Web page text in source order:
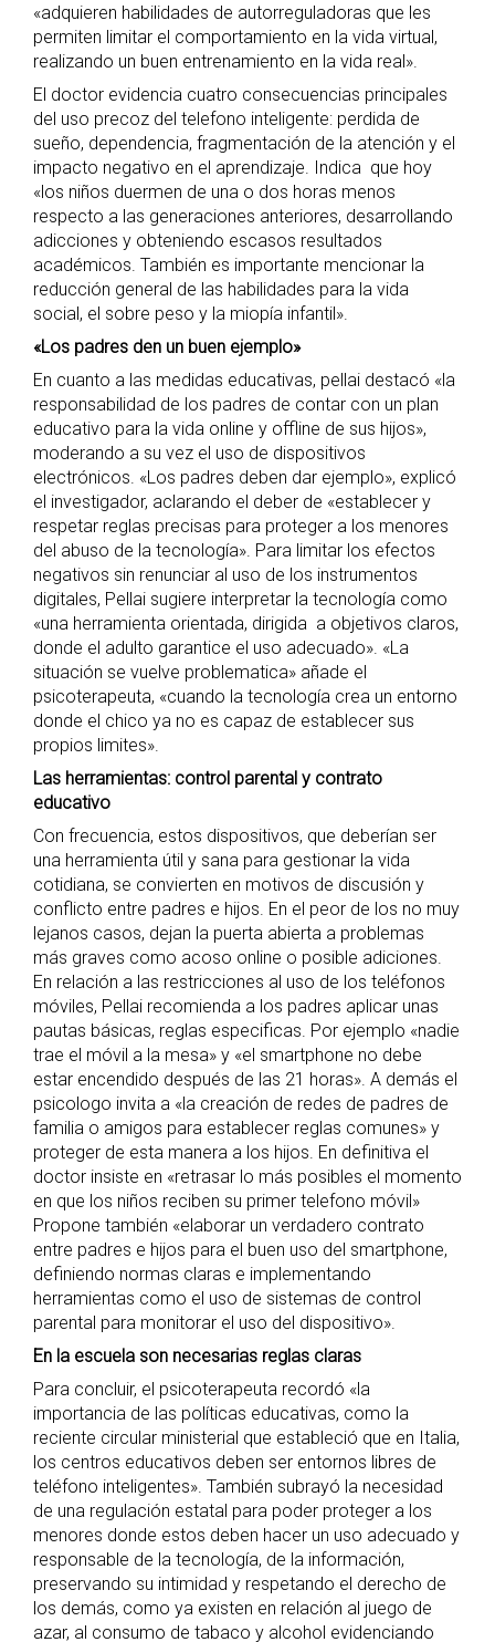
«adquieren habilidades de autorreguladoras que les
permiten limitar el comportamiento en la vida virtual,
realizando un buen entrenamiento en la vida real».
El doctor evidencia cuatro consecuencias principales
del uso precoz del telefono inteligente: perdida de
sueño, dependencia, fragmentación de la atención y el
impacto negativo en el aprendizaje. Indica que hoy
«los niños duermen de una o dos horas menos
respecto a las generaciones anteriores, desarrollando
adicciones y obteniendo escasos resultados
académicos. También es importante mencionar la
reducción general de las habilidades para la vida
social, el sobre peso y la miopía infantil».
«Los padres den un buen ejemplo»
En cuanto a las medidas educativas, pellai destacó «la
responsabilidad de los padres de contar con un plan
educativo para la vida online y offline de sus hijos»,
moderando a su vez el uso de dispositivos
electrónicos. «Los padres deben dar ejemplo», explicó
el investigador, aclarando el deber de «establecer y
respetar reglas precisas para proteger a los menores
del abuso de la tecnología». Para limitar los efectos
negativos sin renunciar al uso de los instrumentos
digitales, Pellai sugiere interpretar la tecnología como
«una herramienta orientada, dirigida a objetivos claros,
donde el adulto garantice el uso adecuado». «La
situación se vuelve problematica» añade el
psicoterapeuta, «cuando la tecnología crea un entorno
donde el chico ya no es capaz de establecer sus
propios limites».
Las herramientas: control parental y contrato
educativo
Con frecuencia, estos dispositivos, que deberían ser
una herramienta útil y sana para gestionar la vida
cotidiana, se convierten en motivos de discusión y
conflicto entre padres e hijos. En el peor de los no muy
lejanos casos, dejan la puerta abierta a problemas
más graves como acoso online o posible adiciones.
En relación a las restricciones al uso de los teléfonos
móviles, Pellai recomienda a los padres aplicar unas
pautas básicas, reglas especificas. Por ejemplo «nadie
trae el móvil a la mesa» y «el smartphone no debe
estar encendido después de las 21 horas». A demás el
psicologo invita a «la creación de redes de padres de
familia o amigos para establecer reglas comunes» y
proteger de esta manera a los hijos. En definitiva el
doctor insiste en «retrasar lo más posibles el momento
en que los niños reciben su primer telefono móvil»
Propone también «elaborar un verdadero contrato
entre padres e hijos para el buen uso del smartphone,
definiendo normas claras e implementando
herramientas como el uso de sistemas de control
parental para monitorar el uso del dispositivo».
En la escuela son necesarias reglas claras
Para concluir, el psicoterapeuta recordó «la
importancia de las políticas educativas, como la
reciente circular ministerial que estableció que en Italia,
los centros educativos deben ser entornos libres de
teléfono inteligentes». También subrayó la necesidad
de una regulación estatal para poder proteger a los
menores donde estos deben hacer un uso adecuado y
responsable de la tecnología, de la información,
preservando su intimidad y respetando el derecho de
los demás, como ya existen en relación al juego de
azar, al consumo de tabaco y alcohol evidenciando